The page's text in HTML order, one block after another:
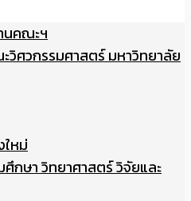
นคณะฯ
วิศวกรรมศาสตร์ มหาวิทยาลัย
ใหม่
กษา วิทยาศาสตร์ วิจัยและ